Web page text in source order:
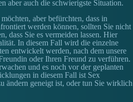
aber auch die schwierigste Situation.
aber befürchten, dass in
werden können, sollten Sie nicht
dass Sie es vermeiden lassen. Hier
In diesem Fall wird die einzelne
entwickelt werden, nach dem unsere
oder Ihren Freund zu verführen.
und es noch vor der geplanten
in diesem Fall ist Sex
ändern geneigt ist, oder tun Sie wirklich